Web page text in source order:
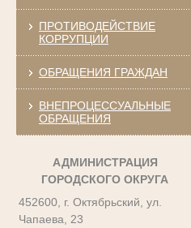
ПРОТИВОДЕЙСТВИЕ
КОРРУПЦИИ
ОБРАЩЕНИЯ ГРАЖДАН
ВНЕПРОЦЕССУАЛЬНЫЕ
ОБРАЩЕНИЯ
АДМИНИСТРАЦИЯ
ГОРОДСКОГО ОКРУГА
452600, г. Октябрьский, ул.
Чапаева, 23